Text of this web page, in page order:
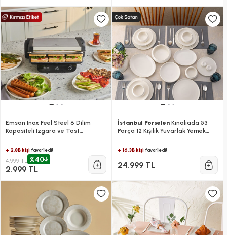
Emsan Inox Feel Steel 6 Dilim
Kapasiteli Izgara ve Tost
+ 2.8B kişi favoriledi!
4.999 TL %40
2.999 TL
İstanbul PorselenKınalıada 53
Parça 12 Kişilik Yuvarlak Yemek
+ 16.3B kişifavoriledi!
24.999 TL